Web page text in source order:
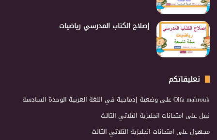
إصلاح الكتاب المدرسي رياضيات
تعليقاتكم
Olfa mahroukعلى وضعية إدماجية في اللغة العربية الوحدة السادسة
نبيلعلى امتحانات انجليزية الثلاثي الثالث
مجهولعلى امتحانات انجليزية الثلاثي الثالث